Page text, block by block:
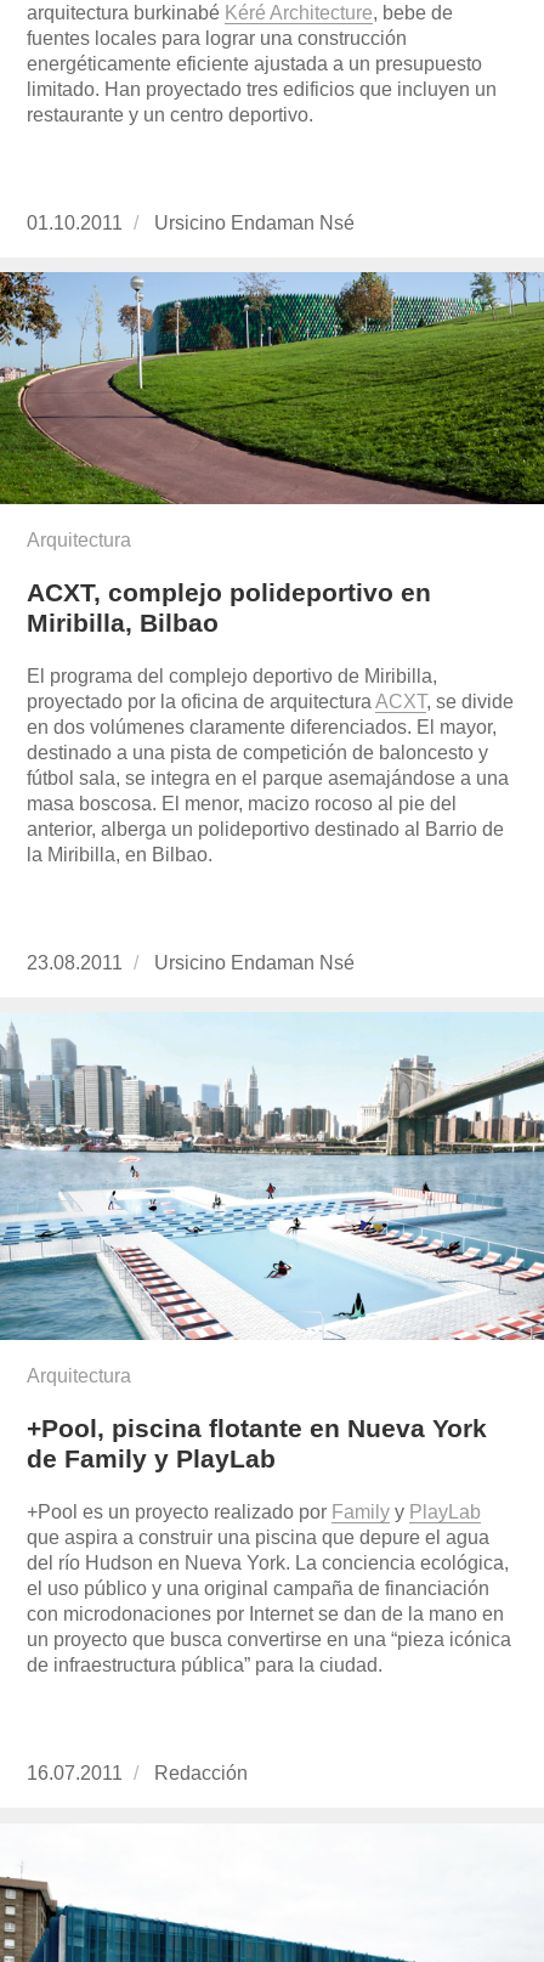
arquitectura burkinabé Kéré Architecture, bebe de
fuentes locales para lograr una construcción
energéticamente eficiente ajustada a un presupuesto
limitado. Han proyectado tres edificios que incluyen un
restaurante y un centro deportivo.
Publicado
01.10.2011
https://www.experimenta.es/author/ursicino-
Ursicino Endaman Nsé
Arquitectura
ACXT, complejo polideportivo en
Miribilla, Bilbao
El programa del complejo deportivo de Miribilla,
proyectado por la oficina de arquitecturaACXT, se divide
en dos volúmenes claramente diferenciados. El mayor,
destinado a una pista de competición de baloncesto y
fútbol sala, se integra en el parque asemajándose a una
masa boscosa. El menor, macizo rocoso al pie del
anterior, alberga un polideportivo destinado al Barrio de
la Miribilla, en Bilbao.
Publicado
23.08.2011
https://www.experimenta.es/author/ursicino-
Ursicino Endaman Nsé
Arquitectura
+Pool, piscina flotante en Nueva York
de Family y PlayLab
+Pool es un proyecto realizado por Family y PlayLab
que aspira a construir una piscina que depure el agua
del río Hudson en Nueva York. La conciencia ecológica,
el uso público y una original campaña de financiación
con microdonaciones por Internet se dan de la mano en
un proyecto que busca convertirse en una “pieza icónica
de infraestructura pública” para la ciudad.
Publicado
16.07.2011 https://www.experimenta.es/author/redaccion/
Redacción